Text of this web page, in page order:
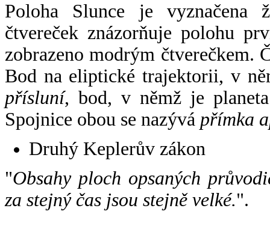
Poloha Slunce je vyznačena
čtvereček znázorňuje polohu
zobrazeno modrým čtverečkem.
Bod na eliptické trajektorii, v
přísluní, bod, v němž je
Spojnice obou se nazývá přímka
Druhý Keplerův zákon
"Obsahy ploch opsaných
za stejný čas jsou stejně velké.".